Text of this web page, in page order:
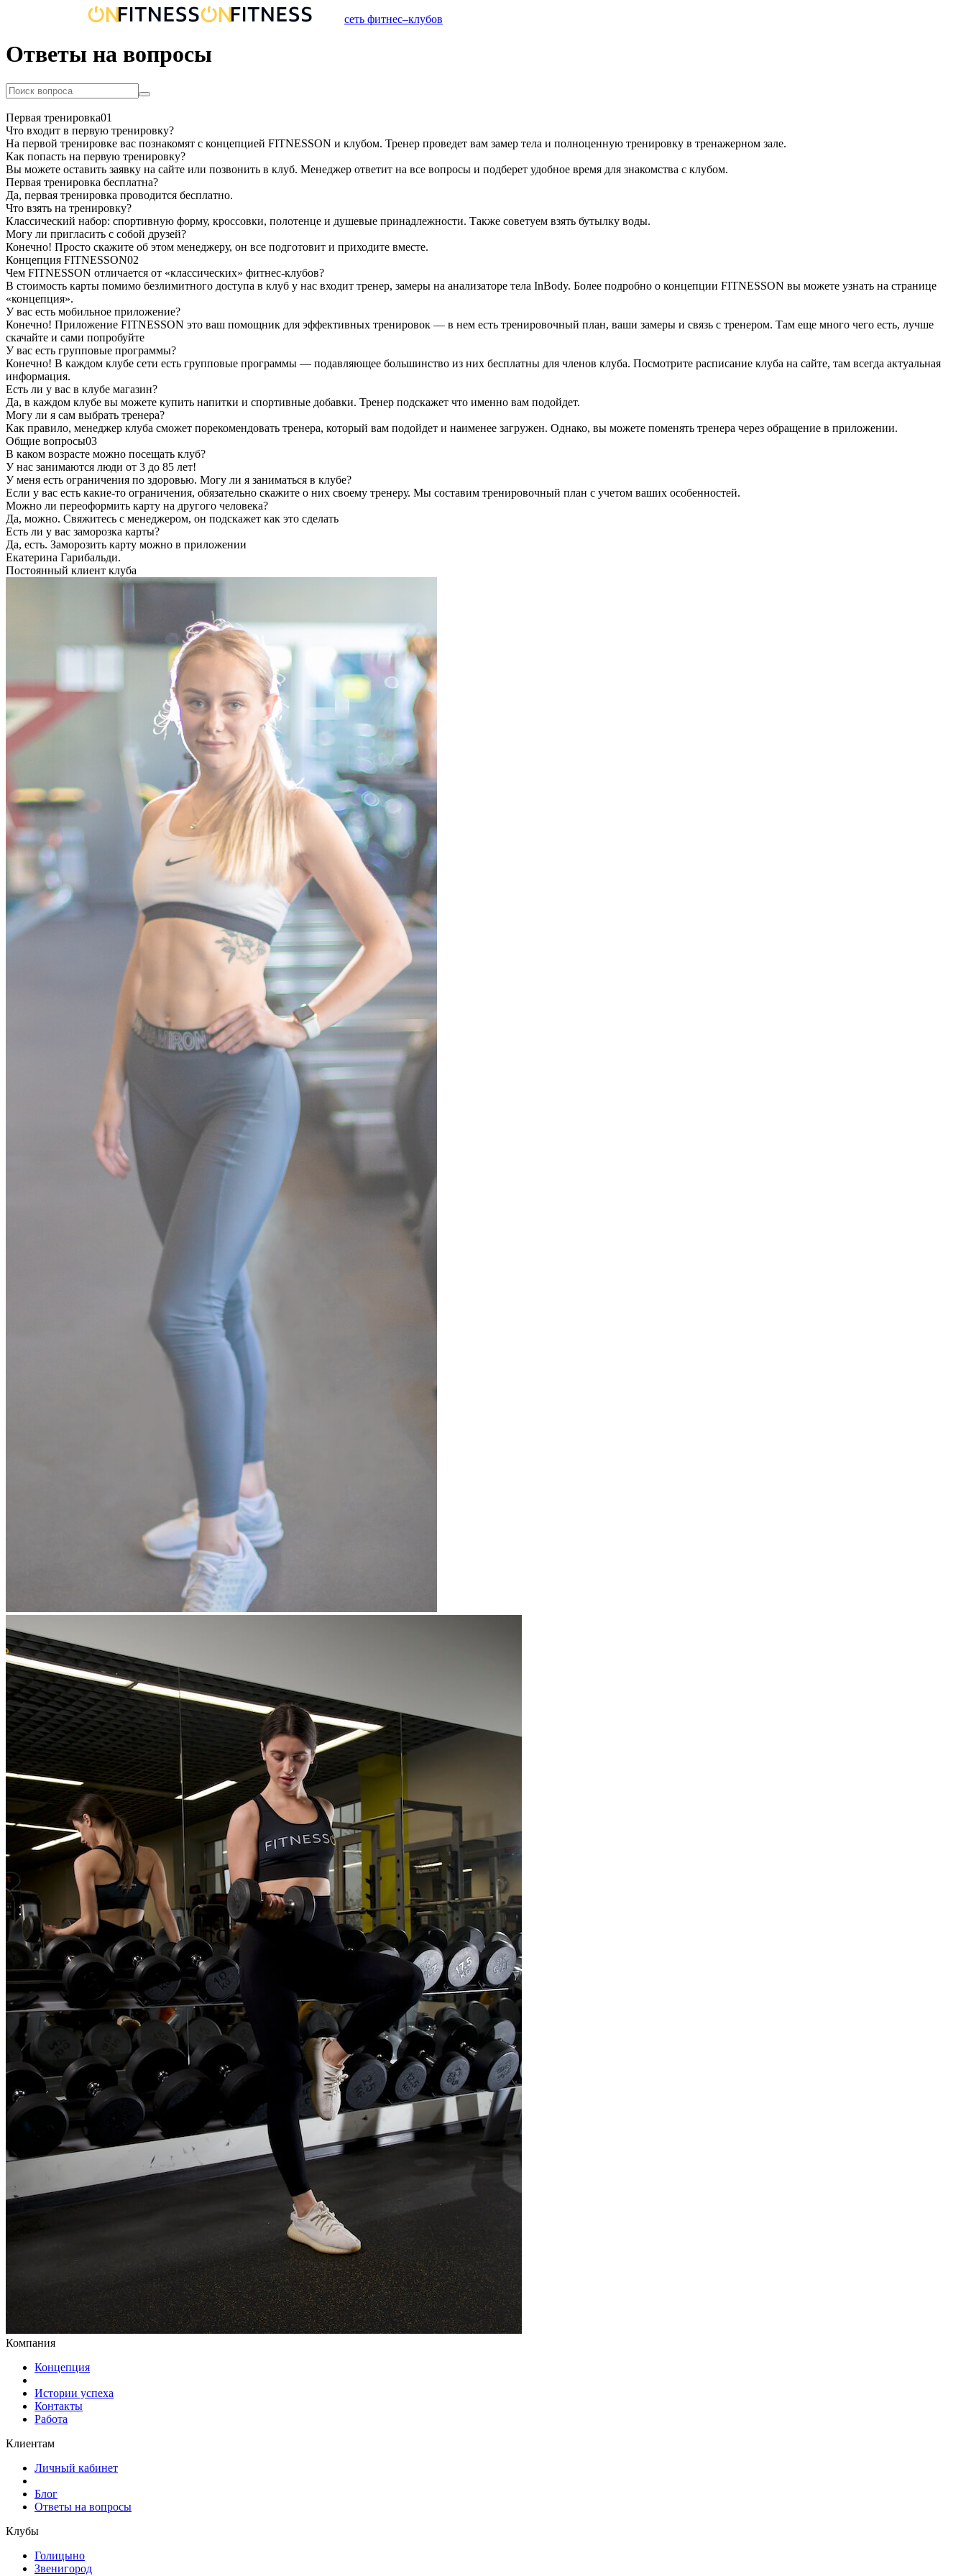
сеть фитнес–клубов
Ответы на вопросы
Первая тренировка01
Что входит в первую тренировку?
На первой тренировке вас познакомят с концепцией FITNESSON и клубом. Тренер проведет вам замер тела и полноценную тренировку в тренажерном зале.
Как попасть на первую тренировку?
Вы можете оставить заявку на сайте или позвонить в клуб. Менеджер ответит на все вопросы и подберет удобное время для знакомства с клубом.
Первая тренировка бесплатна?
Да, первая тренировка проводится бесплатно.
Что взять на тренировку?
Классический набор: спортивную форму, кроссовки, полотенце и душевые принадлежности. Также советуем взять бутылку воды.
Могу ли пригласить с собой друзей?
Конечно! Просто скажите об этом менеджеру, он все подготовит и приходите вместе.
Концепция FITNESSON02
Чем FITNESSON отличается от «классических» фитнес-клубов?
В стоимость карты помимо безлимитного доступа в клуб у нас входит тренер, замеры на анализаторе тела InBody. Более подробно о концепции FITNESSON вы можете узнать на странице
«концепция».
У вас есть мобильное приложение?
Конечно! Приложение FITNESSON это ваш помощник для эффективных тренировок — в нем есть тренировочный план, ваши замеры и связь с тренером. Там еще много чего есть, лучше
скачайте и сами попробуйте
У вас есть групповые программы?
Конечно! В каждом клубе сети есть групповые программы — подавляющее большинство из них бесплатны для членов клуба. Посмотрите расписание клуба на сайте, там всегда актуальная
информация.
Есть ли у вас в клубе магазин?
Да, в каждом клубе вы можете купить напитки и спортивные добавки. Тренер подскажет что именно вам подойдет.
Могу ли я сам выбрать тренера?
Как правило, менеджер клуба сможет порекомендовать тренера, который вам подойдет и наименее загружен. Однако, вы можете поменять тренера через обращение в приложении.
Общие вопросы03
В каком возрасте можно посещать клуб?
У нас занимаются люди от 3 до 85 лет!
У меня есть ограничения по здоровью. Могу ли я заниматься в клубе?
Если у вас есть какие-то ограничения, обязательно скажите о них своему тренеру. Мы составим тренировочный план с учетом ваших особенностей.
Можно ли переоформить карту на другого человека?
Да, можно. Свяжитесь с менеджером, он подскажет как это сделать
Есть ли у вас заморозка карты?
Да, есть. Заморозить карту можно в приложении
Екатерина Гарибальди.
Постоянный клиент клуба
Компания
Концепция
Истории успеха
Контакты
Работа
Клиентам
Личный кабинет
Блог
Ответы на вопросы
Клубы
Голицыно
Звенигород